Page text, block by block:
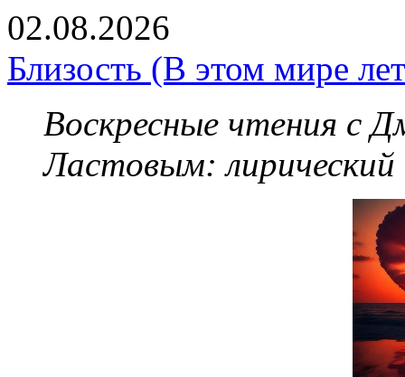
02.08.2026
Близость (В этом мире
Воскресные чтения с
Ластовым: